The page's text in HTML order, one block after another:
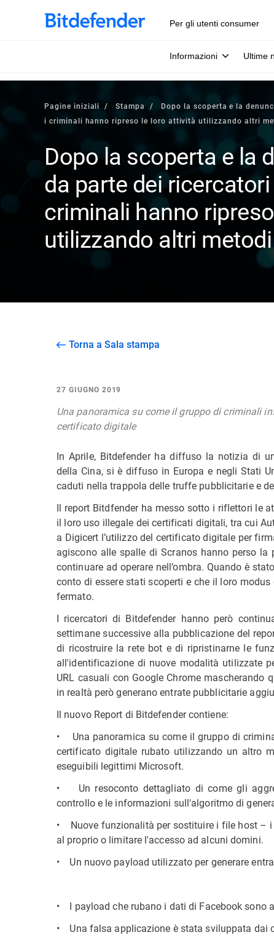
Per gli utenti consumer
Informazioni Ultime
Pagine iniziali Stampa
Dopo la scoperta e la
i criminali hanno ripreso le loro attività utilizzando altri
Dopo la scoperta e la
da parte dei
criminali hanno
utilizzando altri metodi
Torna a Sala stampa
27 GIUGNO 2019
Una panoramica su come il gruppo di criminali
certificato digitale
In Aprile, Bitdefender ha diffuso la notizia di
della Cina, si è diffuso in Europa e negli Stati
caduti nella trappola delle truffe pubblicitarie e
Il report Bitdfender ha messo sotto i riflettori le
il loro uso illegale dei certificati digitali, tra cui
a Digicert l’utilizzo del certificato digitale per
agiscono alle spalle di Scranos hanno perso
continuare ad operare nell’ombra. Quando è
conto di essere stati scoperti e che il loro
fermato.
I ricercatori di Bitdefender hanno però
settimane successive alla pubblicazione del
di ricostruire la rete bot e di ripristinarne le
all'identificazione di nuove modalità utilizzate
URL casuali con Google Chrome
in realtà però generano entrate pubblicitarie
Il nuovo Report di Bitdefender contiene:
• Una panoramica su come il gruppo di
certificato digitale rubato utilizzando un altro
eseguibili legittimi Microsoft.
• Un resoconto dettagliato di come gli
controllo e le informazioni sull'algoritmo di
• Nuove funzionalità per sostituire i file host –
al proprio o limitare l'accesso ad alcuni domini.
• Un nuovo payload utilizzato per generare
• I payload che rubano i dati di Facebook sono
• Una falsa applicazione è stata sviluppata dai